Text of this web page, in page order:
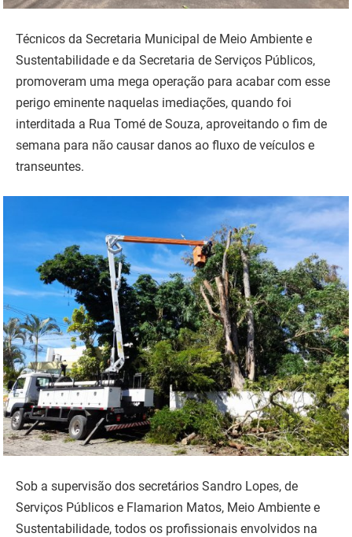
Técnicos da Secretaria Municipal de Meio Ambiente e
Sustentabilidade e da Secretaria de Serviços Públicos,
promoveram uma mega operação para acabar com esse
perigo eminente naquelas imediações, quando foi
interditada a Rua Tomé de Souza, aproveitando o fim de
semana para não causar danos ao fluxo de veículos e
transeuntes.
Sob a supervisão dos secretários Sandro Lopes, de
Serviços Públicos e Flamarion Matos, Meio Ambiente e
Sustentabilidade, todos os profissionais envolvidos na